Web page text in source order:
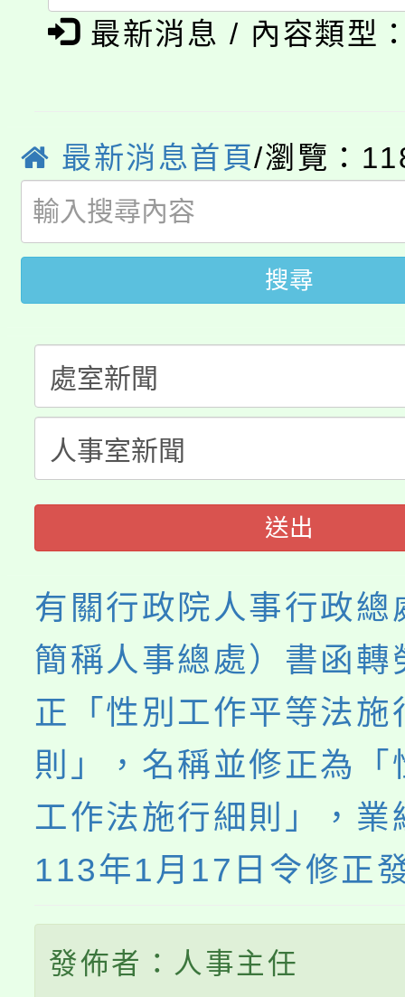
程
「本色祭」8/29、30在
局官網。
8月14至27日，桃園電
開!
115年桃園市運動會8/
田徑場及游泳池舉行。
桃園市低收入戶享有免
視費優惠，中低收入戶
半價優惠，詳情可洽有
者。
大園自造教育及科技
份教師增能研習
大溪自造教育及科技中
份教師研習
淨零綠生活教案入校路
會
115年食農教育專業人
程
最新消息 / 內容類型
最新消息首頁/瀏覽：
搜尋
送出
有關行政院人事行政總
簡稱人事總處）書函轉
正「性別工作平等法施
則」，名稱並修正為「
工作法施行細則」，業
113年1月17日令修正
發佈者：人事主任